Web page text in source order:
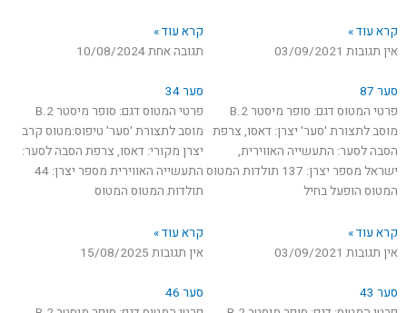
קרא עוד »
אין תגובות 03/09/2021
קרא עוד »
תגובה אחת10/08/2024
סער 87
פרטי המטוס דגם: סופר מיסטר B.2
מוסב לתצורת 'סער' יצרן: דאסו, צרפת
הסבה לסער: התעשייה האווירית,
ישראל מספר יצרן: 137 תולדות המטוס
המטוס הופעל בחיל
קרא עוד »
אין תגובות 03/09/2021
סער 34
פרטי המטוס דגם: סופר מיסטר B.2
מוסב לתצורת 'סער' טיפוס:מטוס קרב
יצרן מקורי: דאסו, צרפת הסבה לסער:
התעשייה האווירית מספר יצרן: 44
תולדות המטוס המטוס
קרא עוד »
אין תגובות 15/08/2025
סער 43
סער 46